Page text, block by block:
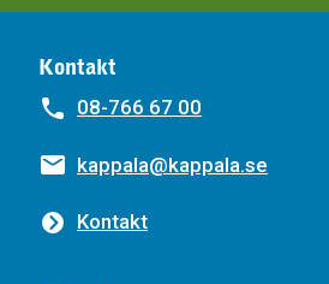
Kontakt
08-766 67 00
kappala@kappala.se
Kontakt